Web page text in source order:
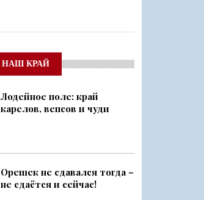
НАШ КРАЙ
Лодейное поле: край
карелов, вепсов и чуди
Орешек не сдавался тогда –
не сдаётся и сейчас!